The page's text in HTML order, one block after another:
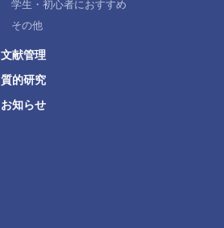
学生・初心者におすすめ
その他
文献管理
質的研究
お知らせ